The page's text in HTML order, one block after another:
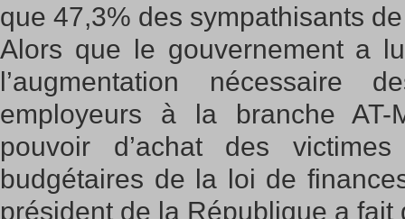
que 47,3% des sympathisants de
Alors que le gouvernement a
l’augmentation nécessaire
employeurs à la branche
pouvoir d’achat des
budgétaires de la loi de
président de la République a